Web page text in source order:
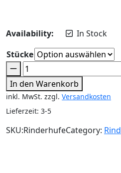
Availability:
In Stock
Stücke
In den Warenkorb
inkl. MwSt. zzgl. Versandkosten
Lieferzeit: 3-5
SKU:RinderhufeCategory: Rind